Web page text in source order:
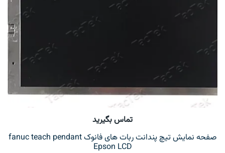
تماس بگیرید
صفحه نمایش تیچ پندانت ربات های فانوک fanuc teach pendant
Epson LCD